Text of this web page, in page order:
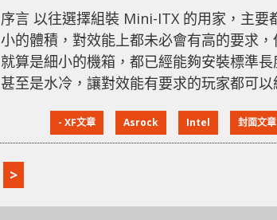
Gaming Z790I Lightning WiFi
序言 以往選擇組裝 Mini-ITX 的用家，主要
小的體積，對效能上都未必會有高的要求
就算是細小的機箱，都已經能夠安裝標準
甚至是水冷，讓對效能有要求的玩家都可以
Gaming Z790I Lightning WiFi，能完全發
器的效能，加上採用不少高階配置，以滿
需要。 Z790 晶片組 目前針對 Intel 第 14 代處理器，
要全面
- XF文章 Asrock Intel 封面文章
>